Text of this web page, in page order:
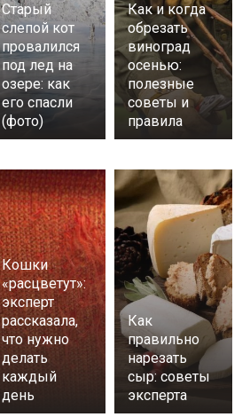
Старый
слепой кот
провалился
под лед на
озере: как
его спасли
(фото)
Как и когда
обрезать
виноград
осенью:
полезные
советы и
правила
Кошки
«расцветут»:
эксперт
рассказала,
что нужно
делать
каждый
день
Как
правильно
нарезать
сыр: советы
эксперта